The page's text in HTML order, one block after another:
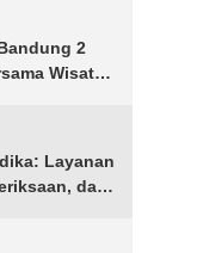
2
Wisata
Layanan
dan